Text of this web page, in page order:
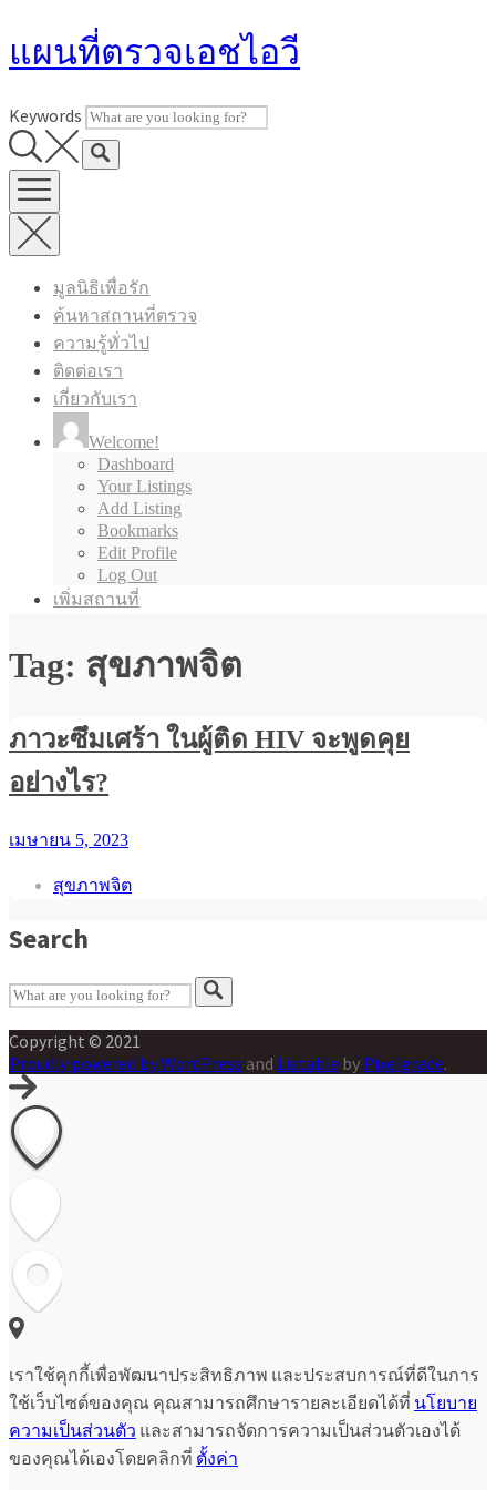
to
แผนที่ตรวจเอชไอวี
Keywords
มูลนิธิเพื่อรัก
ค้นหาสถานที่ตรวจ
ความรู้ทั่วไป
ติดต่อเรา
เกี่ยวกับเรา
Welcome!
Dashboard
Your Listings
Add Listing
Bookmarks
Edit Profile
Log Out
เพิ่มสถานที่
Tag: สุขภาพจิต
ภาวะซึมเศร้า ในผู้ติด HIV จะพูดคุย
อย่างไร?
เมษายน 5, 2023
สุขภาพจิต
Search
Copyright © 2021
Proudly powered by WordPress and Listable by Pixelgrade.
เราใช้คุกกี้เพื่อพัฒนาประสิทธิภาพ และประสบการณ์ที่ดีในการ
ใช้เว็บไซต์ของคุณ คุณสามารถศึกษารายละเอียดได้ที่ นโยบาย
ความเป็นส่วนตัว และสามารถจัดการความเป็นส่วนตัวเองได้
ของคุณได้เองโดยคลิกที่ ตั้งค่า